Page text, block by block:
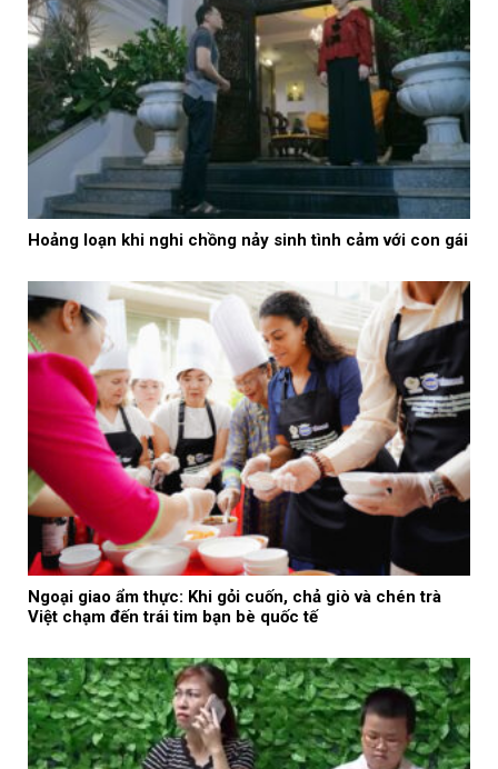
Hoảng loạn khi nghi chồng nảy sinh tình cảm với con gái
Ngoại giao ẩm thực: Khi gỏi cuốn, chả giò và chén trà
Việt chạm đến trái tim bạn bè quốc tế